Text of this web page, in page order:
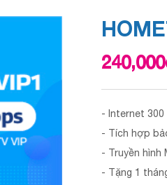
240,000
- Internet 300
- Tích hợp
- Truyền hình
- Tặng 1